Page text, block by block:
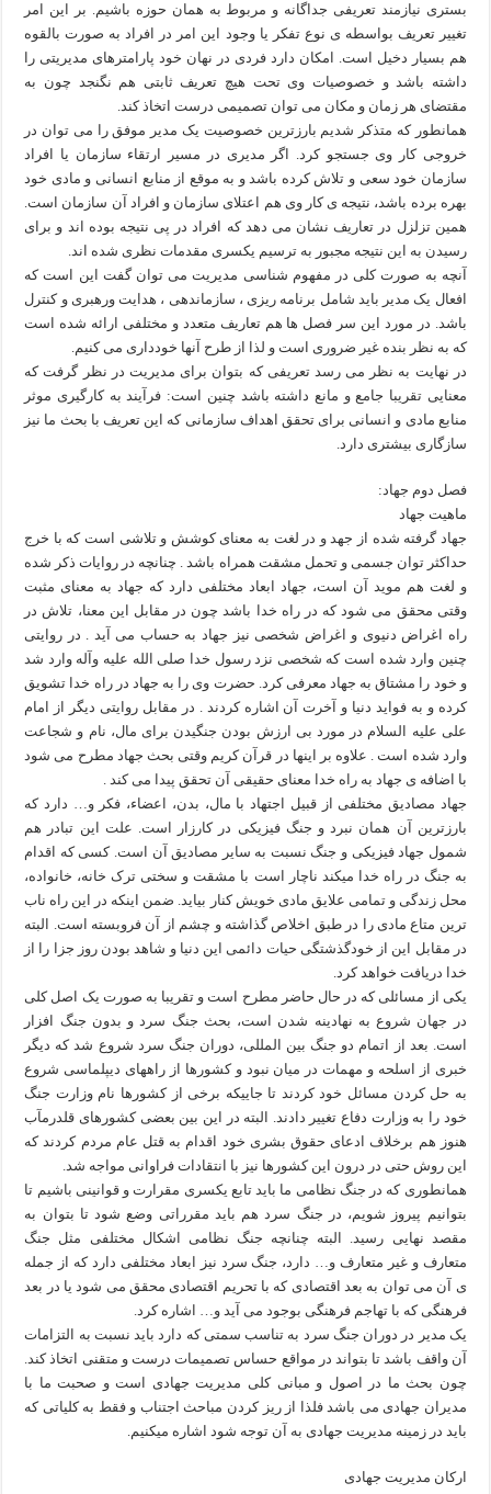
بستری نیازمند تعریفی جداگانه و مربوط به همان حوزه باشیم. بر این امر
تغییر تعریف بواسطه ی نوع تفکر یا وجود این امر در افراد به صورت بالقوه
هم بسیار دخیل است. امکان دارد فردی در نهان خود پارامترهای مدیریتی را
داشته باشد و خصوصیات وی تحت هیچ تعریف ثابتی هم نگنجد چون به
مقتضای هر زمان و مکان می توان تصمیمی درست اتخاذ کند.
همانطور که متذکر شدیم بارزترین خصوصیت یک مدیر موفق را می توان در
خروجی کار وی جستجو کرد. اگر مدیری در مسیر ارتقاء سازمان یا افراد
سازمان خود سعی و تلاش کرده باشد و به موقع از منابع انسانی و مادی خود
بهره برده باشد، نتیجه ی کار وی هم اعتلای سازمان و افراد آن سازمان است.
همین تزلزل در تعاریف نشان می دهد که افراد در پی نتیجه بوده اند و برای
رسیدن به این نتیجه مجبور به ترسیم یکسری مقدمات نظری شده اند.
آنچه به صورت کلی در مفهوم شناسی مدیریت می توان گفت این است که
افعال یک مدیر باید شامل برنامه ریزی ، سازماندهی ، هدایت ورهبری و کنترل
باشد. در مورد این سر فصل ها هم تعاریف متعدد و مختلفی ارائه شده است
که به نظر بنده غیر ضروری است و لذا از طرح آنها خودداری می کنیم.
در نهایت به نظر می رسد تعریفی که بتوان برای مدیریت در نظر گرفت که
معنایی تقریبا جامع و مانع داشته باشد چنین است: فرآیند به کارگیری موثر
منابع مادی و انسانی برای تحقق اهداف سازمانی که این تعریف با بحث ما نیز
سازگاری بیشتری دارد.
فصل دوم جهاد:
ماهیت جهاد
جهاد گرفته شده از جهد و در لغت به معنای کوشش و تلاشی است که با خرج
حداکثر توان جسمی و تحمل مشقت همراه باشد . چنانچه در روایات ذکر شده
و لغت هم موید آن است، جهاد ابعاد مختلفی دارد که جهاد به معنای مثبت
وقتی محقق می شود که در راه خدا باشد چون در مقابل این معنا، تلاش در
راه اغراض دنیوی و اغراض شخصی نیز جهاد به حساب می آید . در روایتی
چنین وارد شده است که شخصی نزد رسول خدا صلی الله علیه وآله وارد شد
و خود را مشتاق به جهاد معرفی کرد. حضرت وی را به جهاد در راه خدا تشویق
کرده و به فواید دنیا و آخرت آن اشاره کردند . در مقابل روایتی دیگر از امام
علی علیه السلام در مورد بی ارزش بودن جنگیدن برای مال، نام و شجاعت
وارد شده است . علاوه بر اینها در قرآن کریم وقتی بحث جهاد مطرح می شود
با اضافه ی جهاد به راه خدا معنای حقیقی آن تحقق پیدا می کند .
جهاد مصادیق مختلفی از قبیل اجتهاد با مال، بدن، اعضاء، فکر و… دارد که
بارزترین آن همان نبرد و جنگ فیزیکی در کارزار است. علت این تبادر هم
شمول جهاد فیزیکی و جنگ نسبت به سایر مصادیق آن است. کسی که اقدام
به جنگ در راه خدا میکند ناچار است با مشقت و سختی ترک خانه، خانواده،
محل زندگی و تمامی علایق مادی خویش کنار بیاید. ضمن اینکه در این راه ناب
ترین متاع مادی را در طبق اخلاص گذاشته و چشم از آن فروبسته است. البته
در مقابل این از خودگذشتگی حیات دائمی این دنیا و شاهد بودن روز جزا را از
خدا دریافت خواهد کرد.
یکی از مسائلی که در حال حاضر مطرح است و تقریبا به صورت یک اصل کلی
در جهان شروع به نهادینه شدن است، بحث جنگ سرد و بدون جنگ افزار
است. بعد از اتمام دو جنگ بین المللی، دوران جنگ سرد شروع شد که دیگر
خبری از اسلحه و مهمات در میان نبود و کشورها از راههای دیپلماسی شروع
به حل کردن مسائل خود کردند تا جاییکه برخی از کشورها نام وزارت جنگ
خود را به وزارت دفاع تغییر دادند. البته در این بین بعضی کشورهای قلدرمآب
هنوز هم برخلاف ادعای حقوق بشری خود اقدام به قتل عام مردم کردند که
این روش حتی در درون این کشورها نیز با انتقادات فراوانی مواجه شد.
همانطوری که در جنگ نظامی ما باید تابع یکسری مقرارت و قوانینی باشیم تا
بتوانیم پیروز شویم، در جنگ سرد هم باید مقرراتی وضع شود تا بتوان به
مقصد نهایی رسید. البته چنانچه جنگ نظامی اشکال مختلفی مثل جنگ
متعارف و غیر متعارف و… دارد، جنگ سرد نیز ابعاد مختلفی دارد که از جمله
ی آن می توان به بعد اقتصادی که با تحریم اقتصادی محقق می شود یا در بعد
فرهنگی که با تهاجم فرهنگی بوجود می آید و… اشاره کرد.
یک مدیر در دوران جنگ سرد به تناسب سمتی که دارد باید نسبت به التزامات
آن واقف باشد تا بتواند در مواقع حساس تصمیمات درست و متقنی اتخاذ کند.
چون بحث ما در اصول و مبانی کلی مدیریت جهادی است و صحبت ما با
مدیران جهادی می باشد فلذا از ریز کردن مباحث اجتناب و فقط به کلیاتی که
باید در زمینه مدیریت جهادی به آن توجه شود اشاره میکنیم.
ارکان مدیریت جهادی